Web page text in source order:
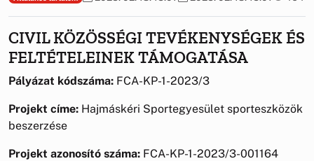
CIVIL KÖZÖSSÉGI TEVÉKENYSÉGEK ÉS
FELTÉTELEINEK TÁMOGATÁSA
Pályázat kódszáma: FCA-KP-1-2023/3
Projekt címe: Hajmáskéri Sportegyesület sporteszközök
beszerzése
Projekt azonosító száma: FCA-KP-1-2023/3-001164